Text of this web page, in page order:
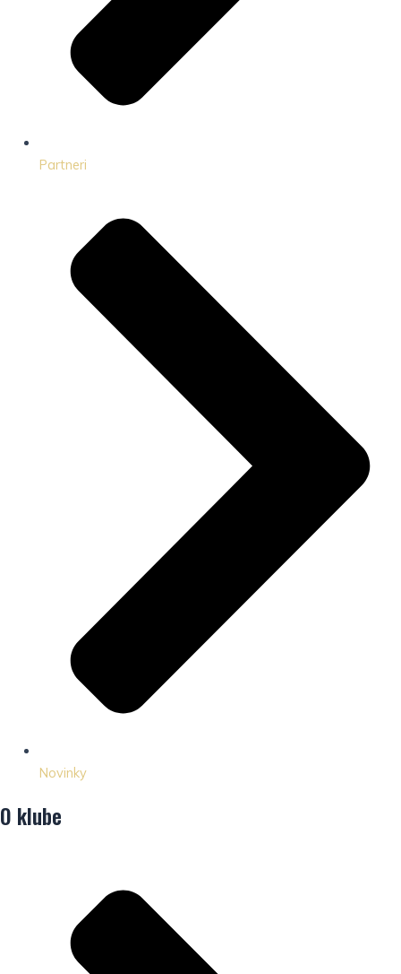
Partneri
Novinky
O klube